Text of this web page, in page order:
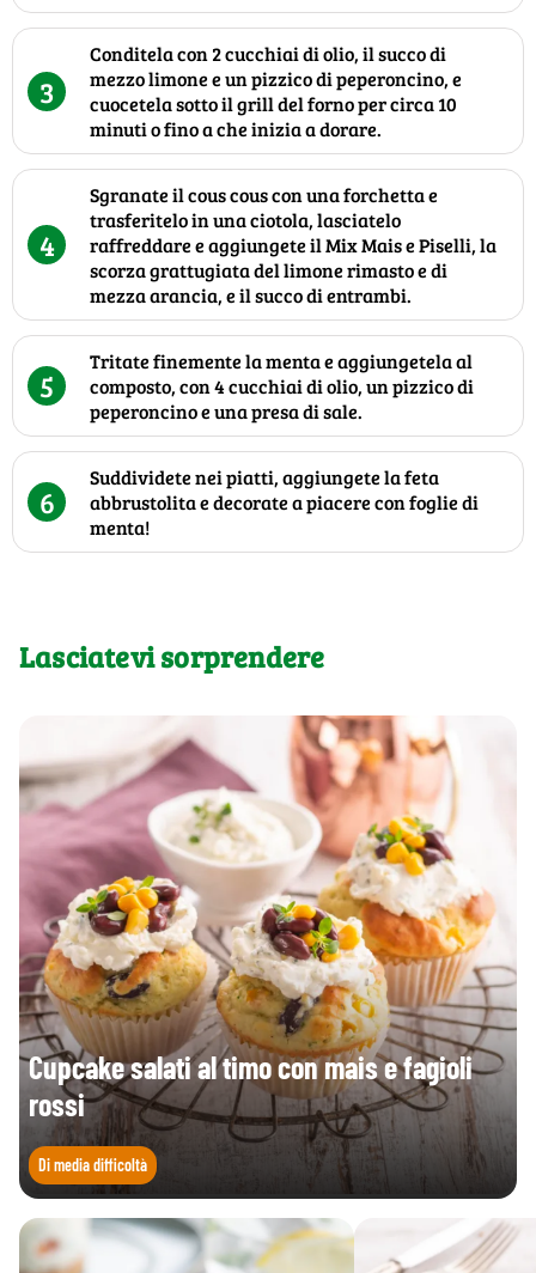
3
Conditela con 2 cucchiai di olio, il succo di
mezzo limone e un pizzico di peperoncino, e
cuocetela sotto il grill del forno per circa 10
minuti o fino a che inizia a dorare.
4
Sgranate il cous cous con una forchetta e
trasferitelo in una ciotola, lasciatelo
raffreddare e aggiungete il Mix Mais e Piselli, la
scorza grattugiata del limone rimasto e di
mezza arancia, e il succo di entrambi.
5
Tritate finemente la menta e aggiungetela al
composto, con 4 cucchiai di olio, un pizzico di
peperoncino e una presa di sale.
6
Suddividete nei piatti, aggiungete la feta
abbrustolita e decorate a piacere con foglie di
menta!
Lasciatevi sorprendere
Cupcake salati al timo con mais e fagioli
rossi
Di media difficoltà